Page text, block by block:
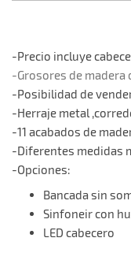
-Precio incluye
-Grosores de madera
-Posibilidad de
-Herraje metal
-11 acabados de
-Diferentes medidas
-Opciones:
Bancada sin
Sinfoneir
LED